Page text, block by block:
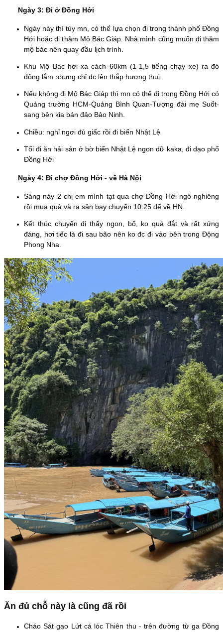
Ngày 3: Đi ở Đồng Hới
Ngày này thì tùy mn, có thể lựa chọn đi trong thành phố Đồng
Hới hoặc đi thăm Mộ Bác Giáp. Nhà mình cũng muốn đi thăm
mộ bác nên quay đầu lịch trình.
Khu Mộ Bác hơi xa cách 60km (1-1,5 tiếng chạy xe) ra đó
đông lắm nhưng chỉ dc lên thắp hương thui.
Nếu không đi Mộ Bác Giáp thì mn có thể đi trong Đồng Hới có
Quảng trường HCM-Quảng Bình Quan-Tượng đài mẹ Suốt-
sang bên kia bán đảo Bảo Ninh.
Chiều: nghỉ ngơi đủ giấc rồi đi biển Nhật Lệ
Tối đi ăn hải sản ở bờ biển Nhật Lệ ngon dữ kaka, đi dạo phố
Đồng Hới
Ngày 4: Đi chợ Đồng Hới - về Hà Nội
Sáng này 2 chị em mình tạt qua chợ Đồng Hới ngó nghiêng
rồi mua quà và ra sân bay chuyến 10:25 để về HN.
Kết thúc chuyến đi thấy ngon, bổ, ko quá đắt và rất xứng
đáng, hơi tiếc là đi sau bão nên ko đc đi vào bên trong Động
Phong Nha.
Ăn đủ chỗ này là cũng đã rồi
Cháo Sát gạo Lứt cá lóc Thiên thu - trên đường từ ga Đồng